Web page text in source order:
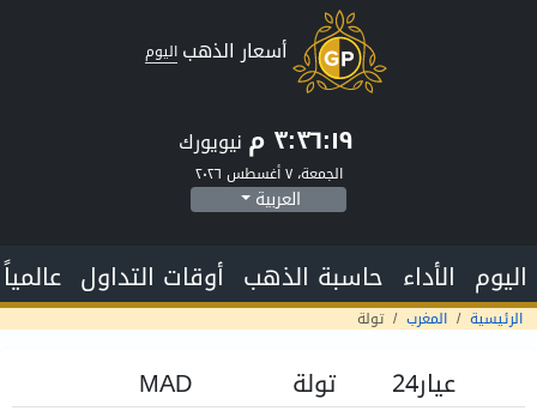
أسعار الذهب اليوم
٣:٣٦:٢٠ م نيويورك
الجمعة، ٧ أغسطس ٢٠٢٦
العربية
اليوم الأداء حاسبة الذهب أوقات التداول عالمياً
الرئيسية المغرب تولة